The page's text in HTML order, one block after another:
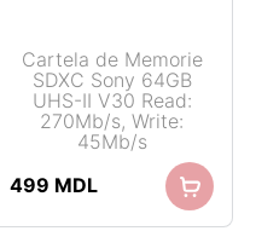
Cartela de Memorie
SDXC Sony 64GB
UHS-II V30 Read:
270Mb/s, Write:
45Mb/s
499 MDL